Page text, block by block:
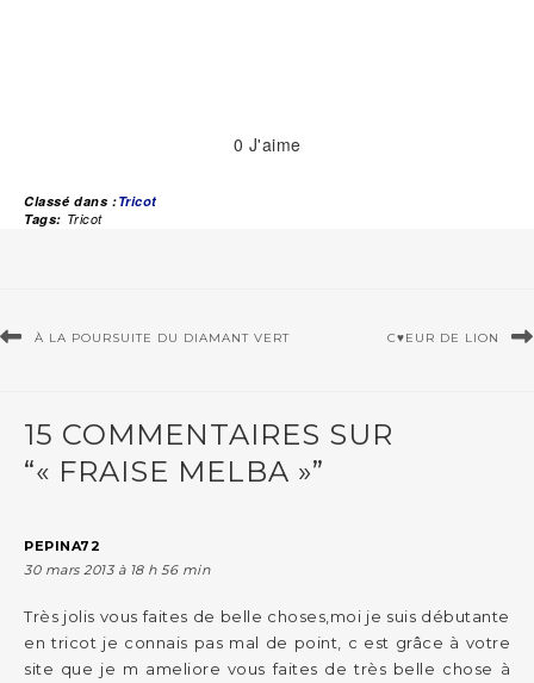
0 J'aime
Classé dans :Tricot
Tags: Tricot
À LA POURSUITE DU DIAMANT VERT C♥EUR DE LION
15 COMMENTAIRES SUR
“« FRAISE MELBA »”
PEPINA72
30 mars 2013 à 18 h 56 min
Très jolis vous faites de belle choses,moi je suis débutante
en tricot je connais pas mal de point, c est grâce à votre
site que je m ameliore vous faites de très belle chose à